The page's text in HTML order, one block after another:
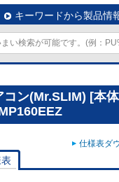
キーワードから製品情
ン(Mr.SLIM) [本
仕様表ダ